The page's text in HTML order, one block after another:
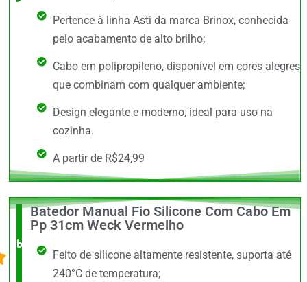
Pertence à linha Asti da marca Brinox, conhecida
pelo acabamento de alto brilho;
Cabo em polipropileno, disponível em cores alegres
que combinam com qualquer ambiente;
Design elegante e moderno, ideal para uso na
cozinha.
A partir de R$24,99
O +
barato,
Batedor Manual Fio Silicone Com Cabo Em
Pp 31cm Weck Vermelho
Feito de silicone altamente resistente, suporta até
240°C de temperatura;